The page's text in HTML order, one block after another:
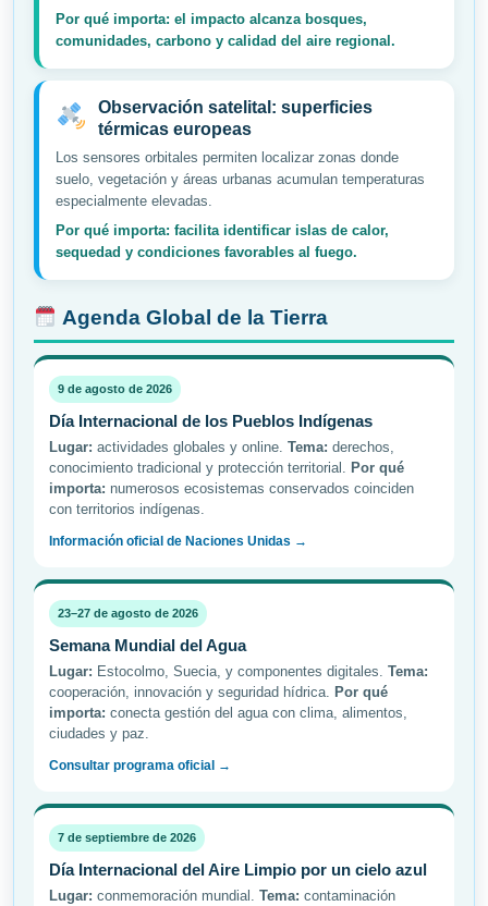
Por qué importa: el impacto alcanza bosques,
comunidades, carbono y calidad del aire regional.
Observación satelital: superficies
térmicas europeas
Los sensores orbitales permiten localizar zonas donde
suelo, vegetación y áreas urbanas acumulan temperaturas
especialmente elevadas.
Por qué importa: facilita identificar islas de calor,
sequedad y condiciones favorables al fuego.
Agenda Global de la Tierra
9 de agosto de 2026
Día Internacional de los Pueblos Indígenas
Lugar: actividades globales y online. Tema: derechos,
conocimiento tradicional y protección territorial. Por qué
importa: numerosos ecosistemas conservados coinciden
con territorios indígenas.
Información oficial de Naciones Unidas →
23–27 de agosto de 2026
Semana Mundial del Agua
Lugar: Estocolmo, Suecia, y componentes digitales. Tema:
cooperación, innovación y seguridad hídrica. Por qué
importa: conecta gestión del agua con clima, alimentos,
ciudades y paz.
Consultar programa oficial →
7 de septiembre de 2026
Día Internacional del Aire Limpio por un cielo azul
Lugar: conmemoración mundial. Tema: contaminación